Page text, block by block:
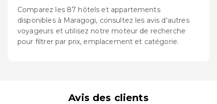
Comparez les 87 hôtels et appartements
disponibles à Maragogi, consultez les avis d'autres
voyageurs et utilisez notre moteur de recherche
pour filtrer par prix, emplacement et catégorie.
Avis des clients